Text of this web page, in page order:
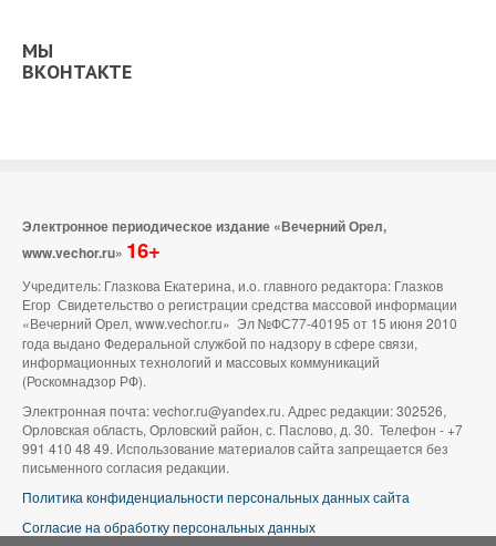
МЫ
ВКОНТАКТЕ
Электронное периодическое издание «Вечерний Орел,
www.vechor.ru» 16+
Учредитель: Глазкова Екатерина, и.о. главного редактора: Глазков
Егор Свидетельство о регистрации средства массовой информации
«Вечерний Орел, www.vechor.ru» Эл №ФС77-40195 от 15 июня 2010
года выдано Федеральной службой по надзору в сфере связи,
информационных технологий и массовых коммуникаций
(Роскомнадзор РФ).
Электронная почта: vechor.ru@yandex.ru. Адрес редакции: 302526,
Орловская область, Орловский район, с. Паслово, д. 30. Телефон - +7
991 410 48 49. Использование материалов сайта запрещается без
письменного согласия редакции.
Политика конфиденциальности персональных данных сайта
Согласие на обработку персональных данных